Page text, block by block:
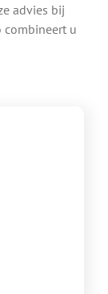
advies bij
combineert u